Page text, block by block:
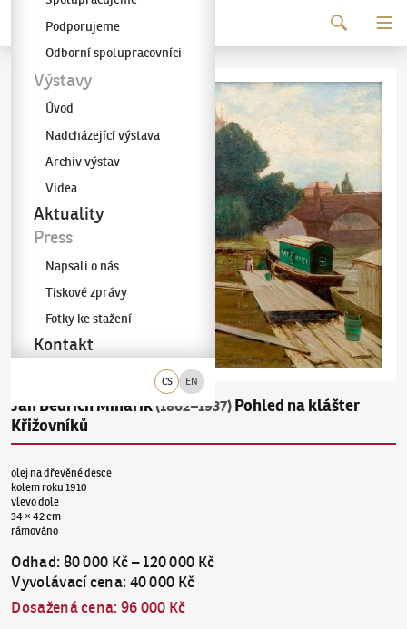
Galerie KODL
CS EN
Podporujeme
Odborní spolupracovníci
Výstavy
Úvod
Nadcházející výstava
Archiv výstav
Videa
Aktuality
Press
Napsali o nás
Tiskové zprávy
Fotky ke stažení
Kontakt
Jan Bedřich Minařík(1862–1937) Pohled na klášter
Křižovníků
olej na dřevěné desce
kolem roku 1910
vlevo dole
34 × 42 cm
rámováno
Odhad:80 000 Kč–120 000 Kč
Vyvolávací cena:40 000 Kč
Dosažená cena:96 000 Kč